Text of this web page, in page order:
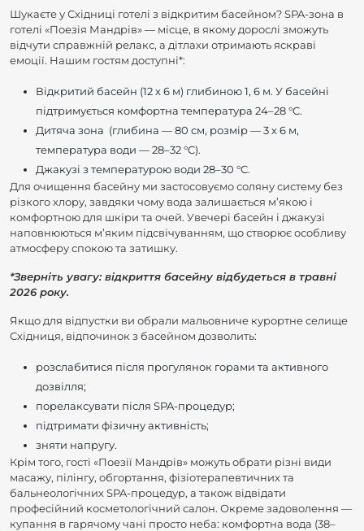
Шукаєте у Східниці готелі з відкритим басейном? SPA-зона в
готелі «Поезія Мандрів» — місце, в якому дорослі зможуть
відчути справжній релакс, а дітлахи отримають яскраві
емоції. Нашим гостям доступні*:
Відкритий басейн (12 х 6 м) глибиною 1, 6 м. У басейні
підтримується комфортна температура 24–28 °C.
Дитяча зона (глибина — 80 см, розмір — 3 х 6 м,
температура води — 28–32 °C).
Джакузі з температурою води 28–30 °C.
Для очищення басейну ми застосовуємо соляну систему без
різкого хлору, завдяки чому вода залишається м’якою і
комфортною для шкіри та очей. Увечері басейн і джакузі
наповнюються м’яким підсвічуванням, що створює особливу
атмосферу спокою та затишку.
*Зверніть увагу: відкриття басейну відбудеться в травні
2026 року.
Якщо для відпустки ви обрали мальовниче курортне селище
Східниця, відпочинок з басейном дозволить:
розслабитися після прогулянок горами та активного
дозвілля;
порелаксувати після SPA-процедур;
підтримати фізичну активність;
зняти напругу.
Крім того, гості «Поезії Мандрів» можуть обрати різні види
масажу, пілінгу, обгортання, фізіотерапевтичних та
бальнеологічних SPA-процедур, а також відвідати
професійний косметологічний салон. Окреме задоволення —
купання в гарячому чані просто неба: комфортна вода (38–